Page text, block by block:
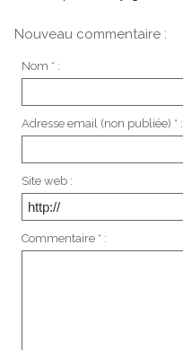
Nouveau commentaire :
Nom * :
Adresse email (non publiée) * :
Site web :
Commentaire * :